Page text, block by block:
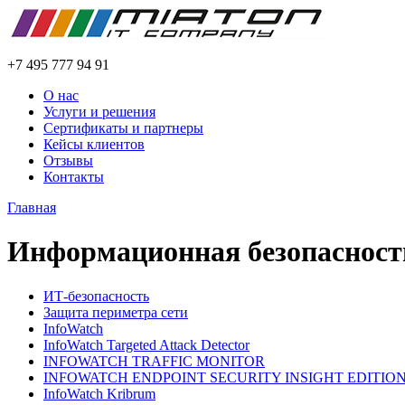
+7 495 777 94 91
О нас
Услуги и решения
Сертификаты и партнеры
Кейсы клиентов
Отзывы
Контакты
Главная
Информационная
ИТ-безопасность
Защита периметра сети
InfoWatch
InfoWatch Targeted Attack Detector
INFOWATCH TRAFFIC MONITOR
INFOWATCH ENDPOINT SECURITY INSIGHT
InfoWatch Kribrum